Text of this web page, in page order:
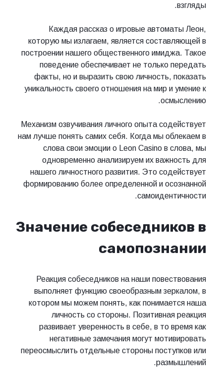
взгляды.
Каждая рассказ о игровые автоматы Леон,
которую мы излагаем, является составляющей в
построении нашего общественного имиджа. Такое
поведение обеспечивает не только передать
факты, но и выразить свою личность, показать
уникальность своего отношения на мир и умение к
осмыслению.
Механизм озвучивания личного опыта содействует
нам лучше понять самих себя. Когда мы облекаем в
слова свои эмоции о Leon Casino в слова, мы
одновременно анализируем их важность для
нашего личностного развития. Это содействует
формированию более определенной и осознанной
самоидентичности.
Значение собеседников в
самопознании
Реакция собеседников на наши повествования
выполняет функцию своеобразным зеркалом, в
котором мы можем понять, как понимается наша
личность со стороны. Позитивная реакция
развивает уверенность в себе, в то время как
негативные замечания могут мотивировать
переосмыслить отдельные стороны поступков или
размышлений.